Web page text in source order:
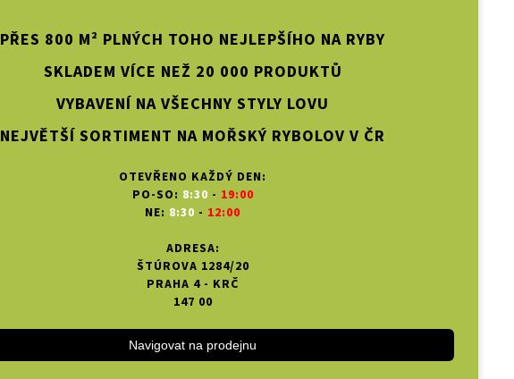
PŘES 800 M² PLNÝCH TOHO NEJLEPŠÍHO NA RYBY
SKLADEM VÍCE NEŽ 20 000 PRODUKTŮ
VYBAVENÍ NA VŠECHNY STYLY LOVU
NEJVĚTŠÍ SORTIMENT NA MOŘSKÝ RYBOLOV V ČR
OTEVŘENO KAŽDÝ DEN:
PO-SO: 8:30 - 19:00
NE: 8:30 - 12:00
ADRESA:
ŠTÚROVA 1284/20
PRAHA 4 - KRČ
147 00
Navigovat na prodejnu